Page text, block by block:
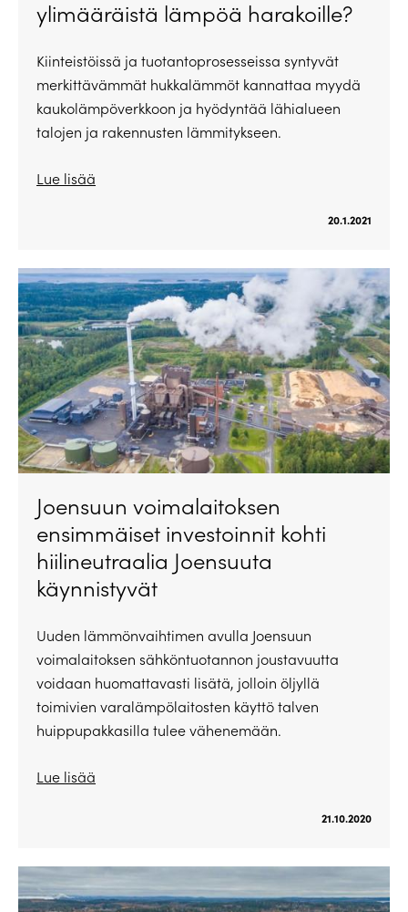
ylimääräistä lämpöä harakoille?
Kiinteistöissä ja tuotantoprosesseissa syntyvät
merkittävämmät hukkalämmöt kannattaa myydä
kaukolämpöverkkoon ja hyödyntää lähialueen
talojen ja rakennusten lämmitykseen.
Lue lisää
20.1.2021
Joensuun voimalaitoksen
ensimmäiset investoinnit kohti
hiilineutraalia Joensuuta
käynnistyvät
Uuden lämmönvaihtimen avulla Joensuun
voimalaitoksen sähköntuotannon joustavuutta
voidaan huomattavasti lisätä, jolloin öljyllä
toimivien varalämpölaitosten käyttö talven
huippupakkasilla tulee vähenemään.
Lue lisää
21.10.2020